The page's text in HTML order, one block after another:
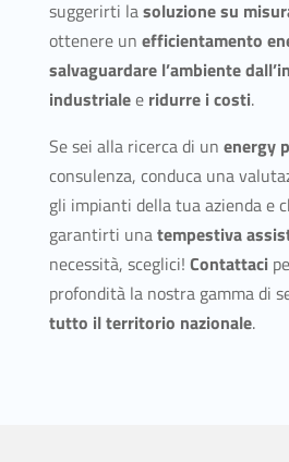
suggerirti lasoluzione su
ottenere un efficientamento
salvaguardare l’ambiente
industrialee ridurre i costi.
Se sei alla ricerca di un energy
consulenza, conduca una
gli impianti della tua azienda e
garantirti unatempestiva
necessità, sceglici! Contattaci
profondità la nostra gamma di
tutto il territorio nazionale.